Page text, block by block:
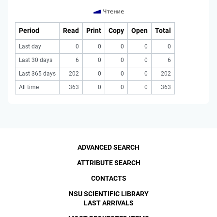
Period Read Print Copy Open Total
Last day 0 0 0 0
0
Last 30 days
6 0 0 0
6
Last 365 days
202 0 0 0
202
All time
363 0 0 0 363
ADVANCED SEARCH
ATTRIBUTE SEARCH
CONTACTS
NSU SCIENTIFIC LIBRARY
LAST ARRIVALS